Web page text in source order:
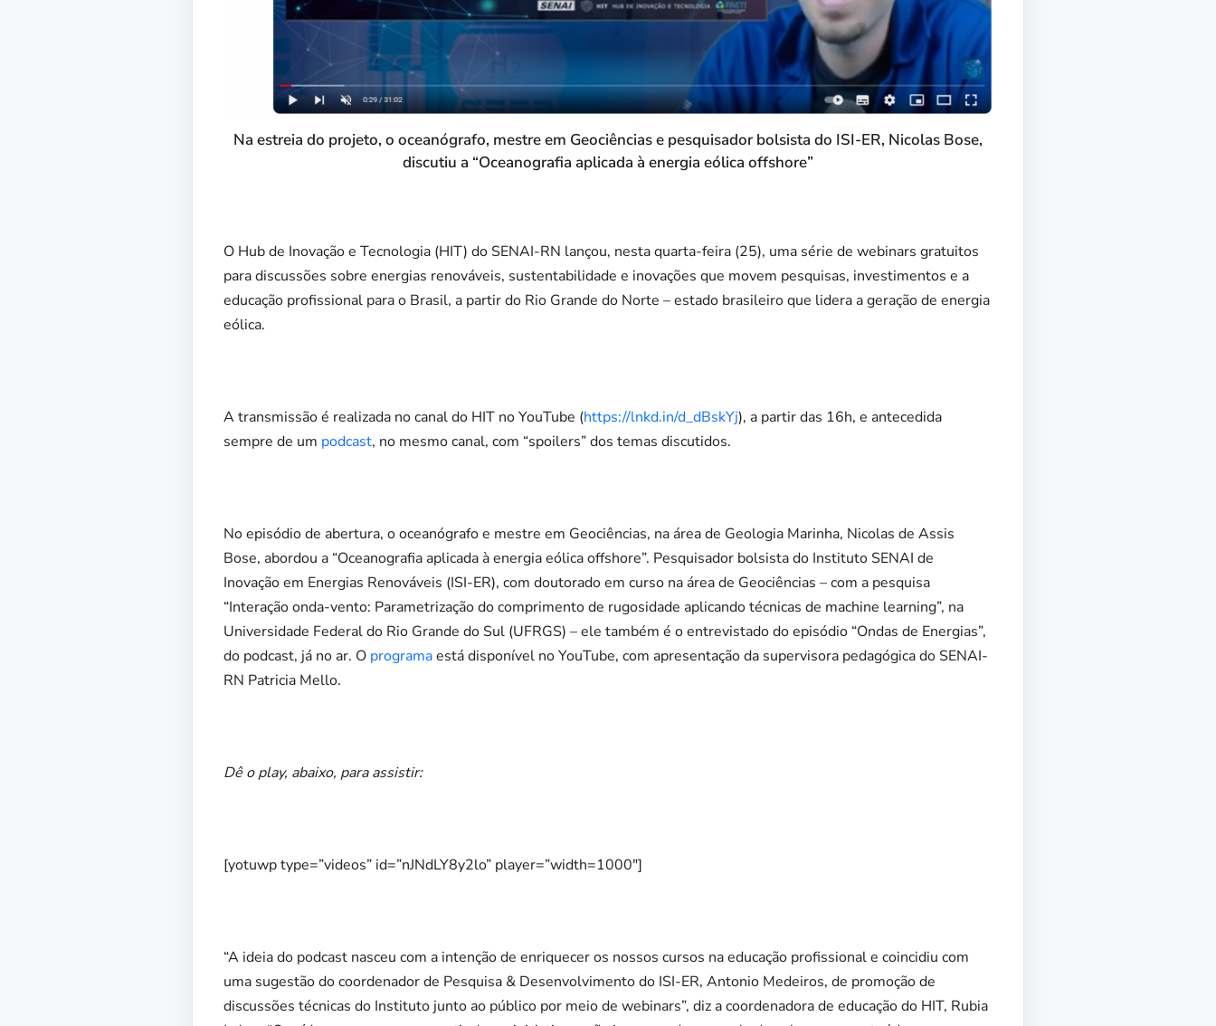
Na estreia do projeto, o oceanógrafo, mestre em Geociências e pesquisador bolsista do ISI-ER, Nicolas Bose,
discutiu a “Oceanografia aplicada à energia eólica offshore”
O Hub de Inovação e Tecnologia (HIT) do SENAI-RN lançou, nesta quarta-feira (25), uma série de webinars gratuitos
para discussões sobre energias renováveis, sustentabilidade e inovações que movem pesquisas, investimentos e a
educação profissional para o Brasil, a partir do Rio Grande do Norte – estado brasileiro que lidera a geração de energia
eólica.
A transmissão é realizada no canal do HIT no YouTube (https://lnkd.in/d_dBskYj), a partir das 16h, e antecedida
sempre de um podcast, no mesmo canal, com “spoilers” dos temas discutidos.
No episódio de abertura, o oceanógrafo e mestre em Geociências, na área de Geologia Marinha, Nicolas de Assis
Bose, abordou a “Oceanografia aplicada à energia eólica offshore”. Pesquisador bolsista do Instituto SENAI de
Inovação em Energias Renováveis (ISI-ER), com doutorado em curso na área de Geociências – com a pesquisa
“Interação onda-vento: Parametrização do comprimento de rugosidade aplicando técnicas de machine learning”, na
Universidade Federal do Rio Grande do Sul (UFRGS) – ele também é o entrevistado do episódio “Ondas de Energias”,
do podcast, já no ar. O programaestá disponível no YouTube, com apresentação da supervisora pedagógica do SENAI-
RN Patricia Mello.
Dê o play, abaixo, para assistir:
[yotuwp type=”videos” id=”nJNdLY8y2lo” player=”width=1000″]
“A ideia do podcast nasceu com a intenção de enriquecer os nossos cursos na educação profissional e coincidiu com
uma sugestão do coordenador de Pesquisa & Desenvolvimento do ISI-ER, Antonio Medeiros, de promoção de
discussões técnicas do Instituto junto ao público por meio de webinars”, diz a coordenadora de educação do HIT, Rubia